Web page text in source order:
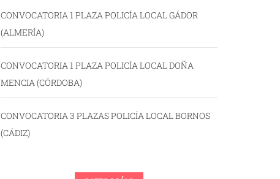
CONVOCATORIA 1 PLAZA POLICÍA LOCAL GÁDOR
(ALMERÍA)
CONVOCATORIA 1 PLAZA POLICÍA LOCAL DOÑA
MENCIA (CÓRDOBA)
CONVOCATORIA 3 PLAZAS POLICÍA LOCAL BORNOS
(CÁDIZ)